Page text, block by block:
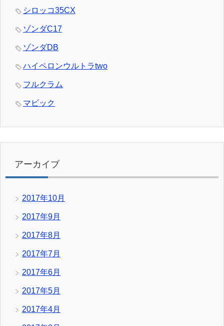
シロッコ35CX
ゾンダC17
ゾンダDB
ハイペロンウルトラtwo
フルクラム
マビック
アーカイブ
2017年10月
2017年9月
2017年8月
2017年7月
2017年6月
2017年5月
2017年4月